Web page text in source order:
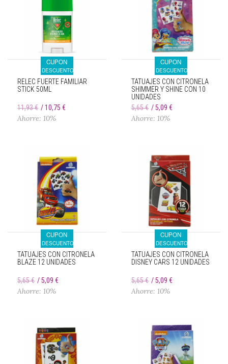
CUPON
DESCUENTO
RELEC FUERTE FAMILIAR
STICK 50ML
11,93 € 10,75 €
Ahorre: 10%
CUPON
DESCUENTO
TATUAJES CON CITRONELA
SHIMMER Y SHINE CON 10
UNIDADES
5,65 €
5,09 €
Ahorre: 10%
CUPON
DESCUENTO
TATUAJES CON CITRONELA
BLAZE 12 UNIDADES
5,65 € 5,09 €
Ahorre: 10%
CUPON
DESCUENTO
TATUAJES CON CITRONELA
DISNEY CARS 12 UNIDADES
5,65 € 5,09 €
Ahorre: 10%